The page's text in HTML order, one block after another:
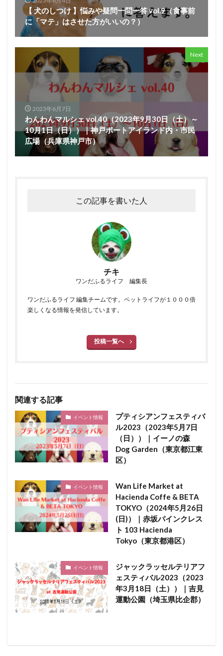
【 犬のしつけ 】悩みや疑問一問一答 vol.9（食事前
に「マテ」はさせた方がいいの？）
Next
2023年6月7日
わんわんマルシェ vol.40（2023年9月30日（土）～
10月1日（日））｜神戸ポートアイランド内・市民
広場（兵庫県神戸市）
この記事を書いた人
チキ
ワンだふるライフ 編集長
ワンだふるライフ 編集チームです。ペットライフが１０００倍
楽しくなる情報を発信しています。
投稿一覧へ
関連する記事
イベント情報
プティシアンフェスティバ
ル2023（2023年5月7日
（日））｜イーノの森
Dog Garden（東京都江東
区）
イベント情報
Wan Life Market at
Hacienda Coffe & BETA
TOKYO（2024年5月26日
(日)）｜赤坂パインクレス
ト 103 Hacienda
Tokyo（東京都港区）
イベント情報
ジャックラッセルテリアフ
ェスティバル2023（2023
年3月18日（土））｜吉見
運動公園（埼玉県比企郡）